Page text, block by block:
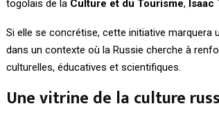
togolais de la Culture et du Tourisme, Isaac
Si elle se concrétise, cette initiative marquera
dans un contexte où la Russie cherche à
culturelles, éducatives et scientifiques.
Une vitrine de la culture